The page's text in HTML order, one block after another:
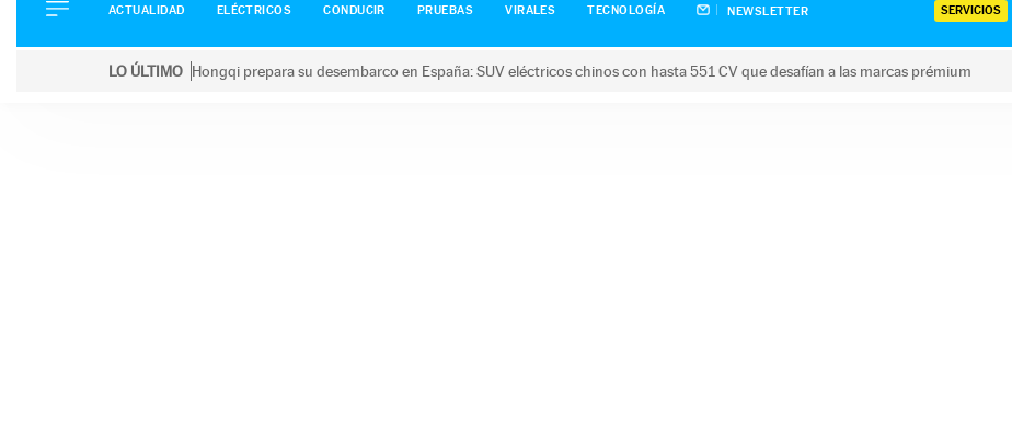
CONDUCIR
ACTUALIDAD ELÉCTRICOS CONDUCIR PRUEBAS VIRALES TECNOLOGÍA NEWSLETTER SERVICIOS
LO ÚLTIMO Hongqi prepara su desembarco en España: SUV eléctricos chinos con hasta 551 CV que desafían a las marcas prémium